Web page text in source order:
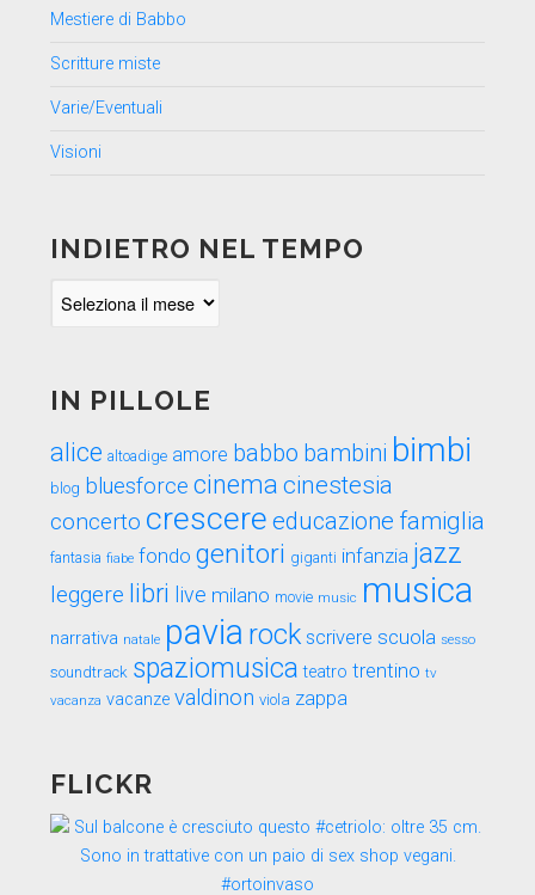
Mestiere di Babbo
Scritture miste
Varie/Eventuali
Visioni
INDIETRO NEL TEMPO
IN PILLOLE
alice altoadige amore babbo bambini bimbi
blog bluesforce cinema cinestesia
concerto crescere educazione famiglia
fantasia fiabe fondo genitori giganti infanzia jazz
leggere libri live milano movie music musica
narrativa natale pavia rock scrivere scuola sesso
soundtrack spaziomusica teatro trentino tv
vacanza vacanze valdinon viola zappa
FLICKR